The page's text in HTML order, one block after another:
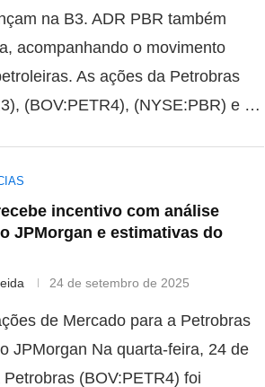
na B3. ADR PBR também
acompanhando o movimento
As ações da Petrobras
(BOV:PETR4), (NYSE:PBR) e …
incentivo com análise
JPMorgan e estimativas do
24 de setembro de 2025
de Mercado para a Petrobras
JPMorgan Na quarta-feira, 24 de
(BOV:PETR4) foi